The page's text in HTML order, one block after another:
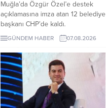
Muğla’da Özgür Özel’e destek
açıklamasına imza atan 12 belediye
başkanı CHP’de kaldı.
Milletvekilleri Yeni Parti’ye
geçerken belediye başkanlarının
tutumu ve CHP yönetiminin
sessizliği tartışılıyor.
GÜNDEM HABER 07.08.2026